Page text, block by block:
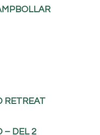
RETREAT
– DEL 2